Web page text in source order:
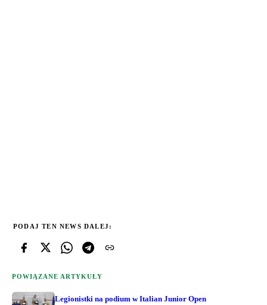
PODAJ TEN NEWS DALEJ:
POWIĄZANE ARTYKUŁY
Legionistki na podium w Italian Junior Open